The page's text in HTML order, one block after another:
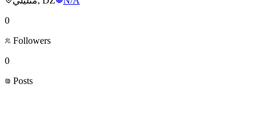
0
Followers
0
Posts